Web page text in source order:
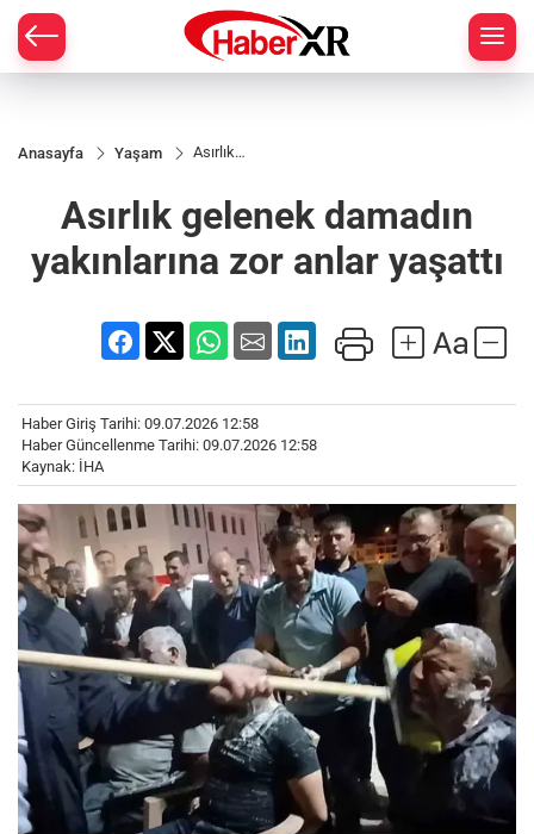
Anasayfa Yaşam
Asırlık
yakınlarına
zor anlar
yaşattı
Asırlık gelenek damadın
yakınlarına zor anlar yaşattı
Haber Giriş Tarihi: 09.07.2026 12:58
Haber Güncellenme Tarihi: 09.07.2026 12:58
Kaynak: İHA